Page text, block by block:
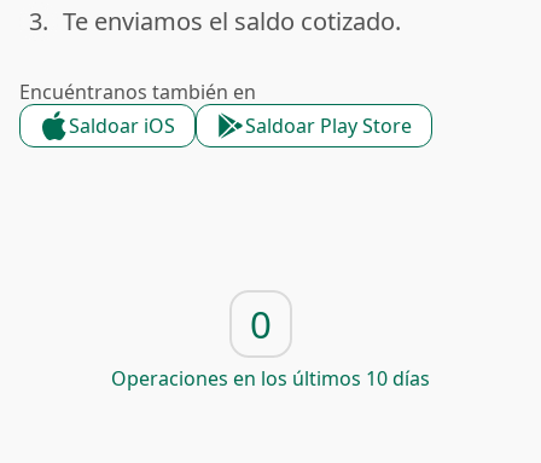
done
3. Te enviamos el saldo cotizado.
Encuéntranos también en
Saldoar iOS
Saldoar Play Store
0
Operaciones en los últimos 10 días